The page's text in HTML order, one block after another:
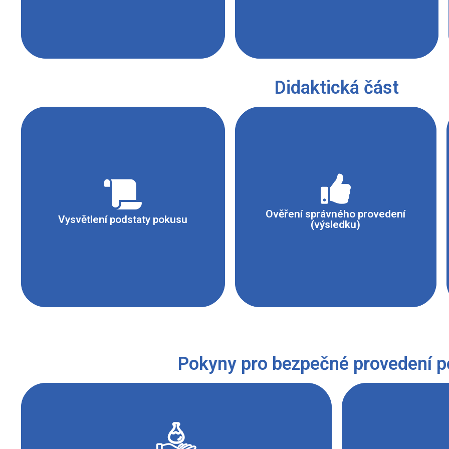
Didaktická část
Vysvětlení podstaty pokusu
glukosy vzdušným kyslíkem. Zároveň dochází
k barevným přeměnám methylenové modři jako
redoxního indikátoru. Oxidovaná forma
methylenové modři je modrá a redukovaná
Ověření správného provedení
(výsledku)
Po protřepání obsahu baňky směs zmodrá a
stáním se odbarví. Při opakování se interval
kyslíku v baňce.
Pokyny pro bezpečné provedení
Při manipulaci s hydroxidem sodným nutno dodržovat zásady bezpečné
práce se žíravinami. S peckami hydroxidu sodného manipulujeme výlučně
pomocí plastové lžičky a za použití ochranných pracovních prostředků pro
Hrdlo použité baňky
protřepávání